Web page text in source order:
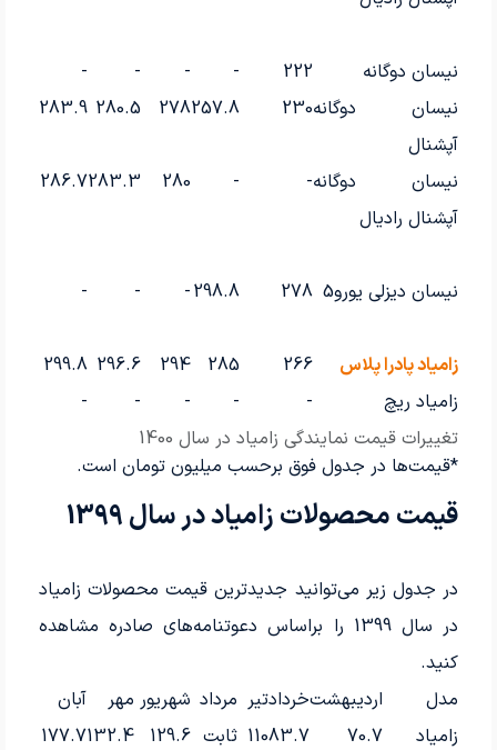
تغییرات قیمت نمایندگی زامیاد در سال 1400
نیسان دوگانه 222
-
-
-
-
نیسان دوگانه
آپشنال
230
257.8
278
280.5
283.9
نیسان دوگانه
آپشنال رادیال
-
-
280
283.3
286.7
نیسان دیزلی یورو5 278
298.8
-
-
-
زامیاد پادرا پلاس 266
285
294
296.6
299.8
زامیاد ریچ
-
-
-
-
-
*قیمت‌ها در جدول فوق برحسب میلیون تومان است.
قیمت محصولات زامیاد در سال 1399
در جدول زیر می‌توانید جدیدترین قیمت محصولات زامیاد
در سال 1399 را براساس دعوتنامه‌های صادره مشاهده
کنید.
مدل اردیبهشتخردادتیر مرداد شهریور مهر
آبان
زامیاد
70.7
83.7
110 ثابت 129.6
132.4
177.7